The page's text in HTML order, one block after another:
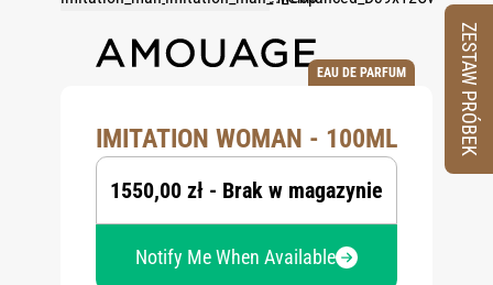
EAU DE PARFUM
IMITATION WOMAN - 100ML
1550,00 zł - Brak w magazynie
Notify Me When Available
ZESTAW PRÓBEK